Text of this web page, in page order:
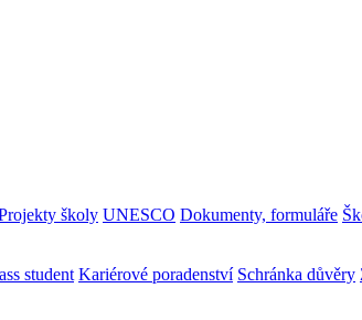
školy UNESCO Dokumenty, formuláře
student Kariérové poradenství Schránka důvěry